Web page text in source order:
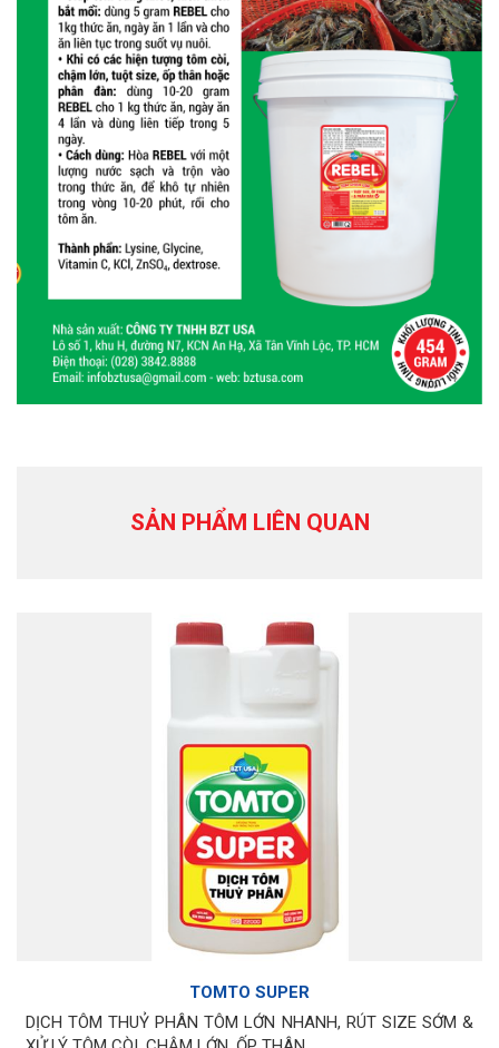
SẢN PHẨM LIÊN QUAN
TOMTO SUPER
DỊCH TÔM THUỶ PHÂN TÔM LỚN NHANH, RÚT SIZE SỚM &